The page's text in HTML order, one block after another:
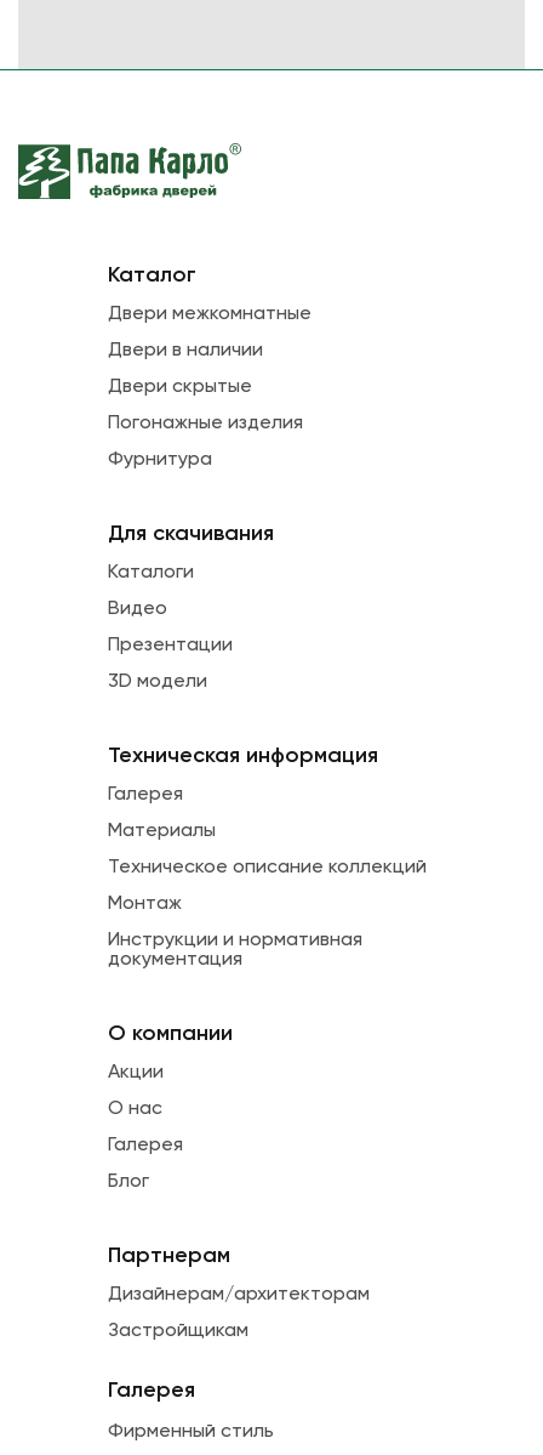
Каталог
Двери межкомнатные
Двери в наличии
Двери скрытые
Погонажные изделия
Фурнитура
Для скачивания
Каталоги
Видео
Презентации
3D модели
Техническая информация
Галерея
Материалы
Техническое описание коллекций
Монтаж
Инструкции и нормативная
документация
О компании
Акции
О нас
Галерея
Блог
Партнерам
Дизайнерам/архитекторам
Застройщикам
Галерея
Фирменный стиль